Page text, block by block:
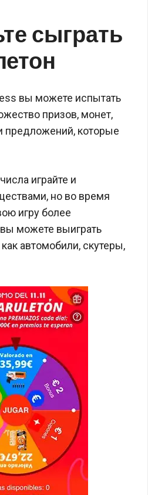
сыграть
вы можете испытать
призов, монет,
предложений, которые
играйте и
но во время
игру более
вы можете выиграть
автомобили, скутеры,